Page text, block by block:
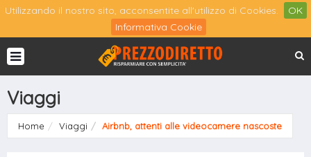
Utilizzando il nostro sito, acconsentite all'utilizzo di Cookies.
OK
Informativa Cookie
Viaggi
Home Viaggi Airbnb, attenti alle videocamere nascoste